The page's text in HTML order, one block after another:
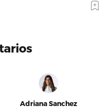
Adriana Sanchez